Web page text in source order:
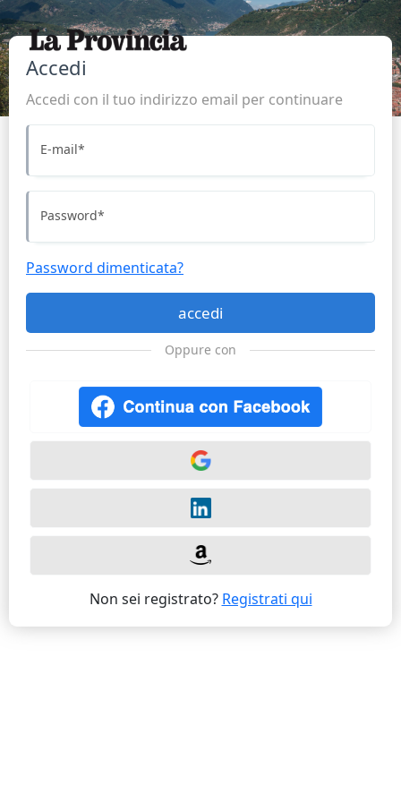
Accedi
Accedi con il tuo indirizzo email per continuare
E-mail*
Password*
Password dimenticata?
accedi
Oppure con
Non sei registrato? Registrati qui